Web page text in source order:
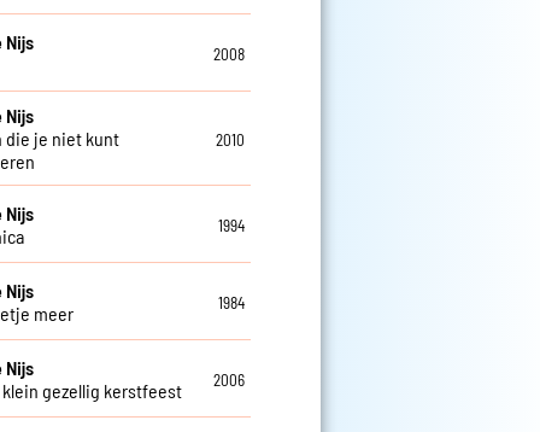
Nijs
2008
Nijs
die je niet kunt
2010
Nijs
1994
Nijs
meer
1984
Nijs
gezellig kerstfeest
2006